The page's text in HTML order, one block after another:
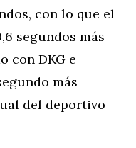
con lo que el
segundos más
con DKG e
más
del deportivo